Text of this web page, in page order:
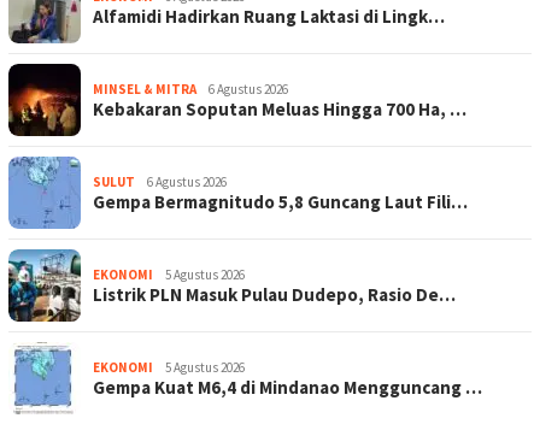
Alfamidi Hadirkan Ruang Laktasi di Lingk…
MINSEL & MITRA 6 Agustus 2026
Kebakaran Soputan Meluas Hingga 700 Ha, …
SULUT 6 Agustus 2026
Gempa Bermagnitudo 5,8 Guncang Laut Fili…
EKONOMI 5 Agustus 2026
Listrik PLN Masuk Pulau Dudepo, Rasio De…
EKONOMI 5 Agustus 2026
Gempa Kuat M6,4 di Mindanao Mengguncang …